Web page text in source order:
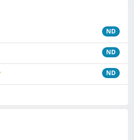
ND
ND
ND